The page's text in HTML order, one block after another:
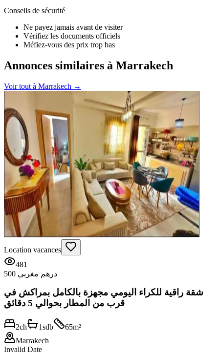
Conseils de sécurité
Ne payez jamais avant de visiter
Vérifiez les documents officiels
Méfiez-vous des prix trop bas
Annonces similaires à Marrakech
Voir tout à Marrakech →
Location vacances
481
500 درهم مغربي
شقة راقية للكراء اليومي مجهزة بالكامل بمراكش في
قرب من المطار بحوالي 5 دقائق
2ch 1sdb 65m²
Marrakech
Invalid Date